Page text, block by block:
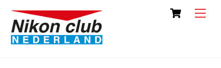
content
Cart